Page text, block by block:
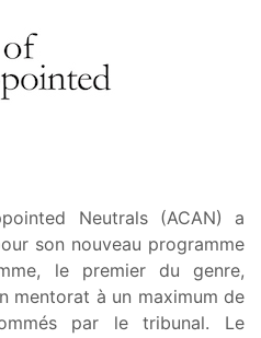
Neutrals (ACAN) a
son nouveau programme
le premier du genre,
mentorat à un maximum de
par le tribunal. Le